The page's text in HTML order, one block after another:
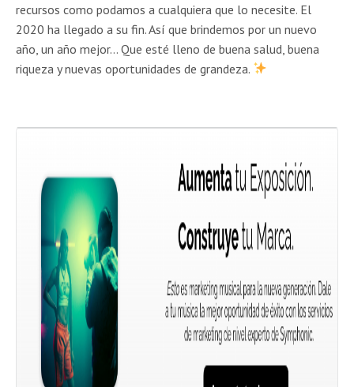
recursos como podamos a cualquiera que lo necesite. El
2020 ha llegado a su fin. Así que brindemos por un nuevo
año, un año mejor… Que esté lleno de buena salud, buena
riqueza y nuevas oportunidades de grandeza.